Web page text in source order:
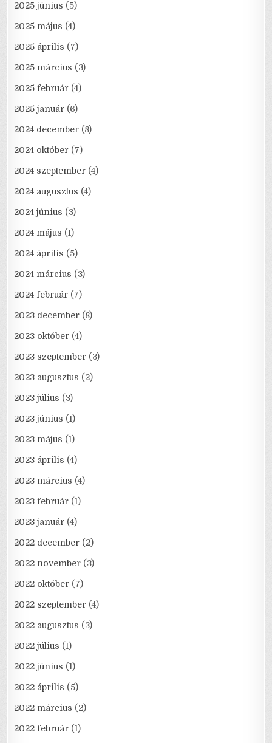
2025 június (5)
2025 május (4)
2025 április (7)
2025 március (3)
2025 február (4)
2025 január (6)
2024 december (8)
2024 október (7)
2024 szeptember (4)
2024 augusztus (4)
2024 június (3)
2024 május (1)
2024 április (5)
2024 március (3)
2024 február (7)
2023 december (8)
2023 október (4)
2023 szeptember (3)
2023 augusztus (2)
2023 július (3)
2023 június (1)
2023 május (1)
2023 április (4)
2023 március (4)
2023 február (1)
2023 január (4)
2022 december (2)
2022 november (3)
2022 október (7)
2022 szeptember (4)
2022 augusztus (3)
2022 július (1)
2022 június (1)
2022 április (5)
2022 március (2)
2022 február (1)